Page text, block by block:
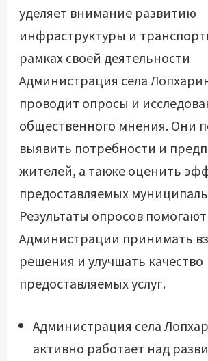
уделяет внимание развитию
инфраструктуры и
рамках своей деятельности
Администрация села
проводит опросы и
общественного мнения. Они
выявить потребности и
жителей, а также оценить
предоставляемых
Результаты опросов помогают
Администрации принимать
решения и улучшать качество
предоставляемых услуг.
Администрация села
активно работает над